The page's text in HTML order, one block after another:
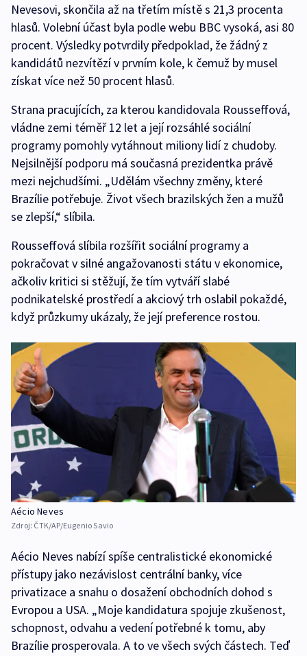
Nevesovi, skončila až na třetím místě s 21,3 procenta
hlasů. Volební účast byla podle webu BBC vysoká, asi 80
procent. Výsledky potvrdily předpoklad, že žádný z
kandidátů nezvítězí v prvním kole, k čemuž by musel
získat více než 50 procent hlasů.
Strana pracujících, za kterou kandidovala Rousseffová,
vládne zemi téměř 12 let a její rozsáhlé sociální
programy pomohly vytáhnout miliony lidí z chudoby.
Nejsilnější podporu má současná prezidentka právě
mezi nejchudšími. „Udělám všechny změny, které
Brazílie potřebuje. Život všech brazilských žen a mužů
se zlepší,“ slíbila.
Rousseffová slíbila rozšířit sociální programy a
pokračovat v silné angažovanosti státu v ekonomice,
ačkoliv kritici si stěžují, že tím vytváří slabé
podnikatelské prostředí a akciový trh oslabil pokaždé,
když průzkumy ukázaly, že její preference rostou.
Aécio Neves
Zdroj: ČTK/AP/Eugenio Savio
Aécio Neves nabízí spíše centralistické ekonomické
přístupy jako nezávislost centrální banky, více
privatizace a snahu o dosažení obchodních dohod s
Evropou a USA. „Moje kandidatura spojuje zkušenost,
schopnost, odvahu a vedení potřebné k tomu, aby
Brazílie prosperovala. A to ve všech svých částech. Teď